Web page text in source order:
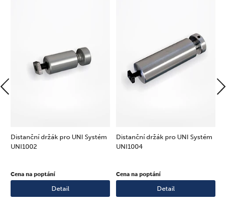
Distanční držák pro UNI Systém
UNI1002
Cena na poptání
Detail
Distanční držák pro UNI Systém
UNI1004
Cena na poptání
Detail